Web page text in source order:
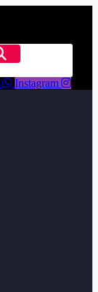
Instagram